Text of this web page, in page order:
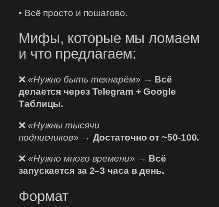
• Всё просто и пошагово.
Мифы, которые мы ломаем
и что предлагаем:
❌ «Нужно быть технарём» → Всё
делается через Telegram + Google
Таблицы.
❌ «Нужны тысячи
подписчиков» → Достаточно от ~50-100.
❌ «Нужно много времени» → Всё
запускается за 2–3 часа в день.
Формат